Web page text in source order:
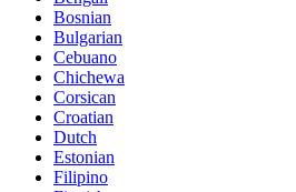
Bosnian
Bulgarian
Cebuano
Chichewa
Corsican
Croatian
Dutch
Estonian
Filipino